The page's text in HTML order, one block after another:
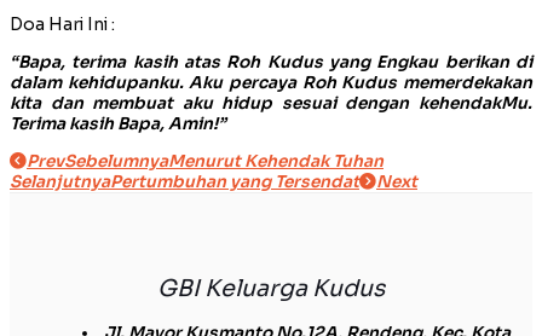
Doa Hari Ini :
“Bapa, terima kasih atas Roh Kudus yang Engkau berikan di
dalam kehidupanku. Aku percaya Roh Kudus memerdekakan
kita dan membuat aku hidup sesuai dengan kehendakMu.
Terima kasih Bapa, Amin!”
PrevSebelumnyaMenurut Kehendak Tuhan
SelanjutnyaPertumbuhan yang Tersendat Next
GBI Keluarga Kudus